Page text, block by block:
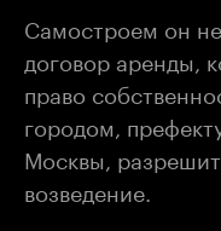
Самостроем он
договор аренды,
право
городом,
Москвы,
возведение.